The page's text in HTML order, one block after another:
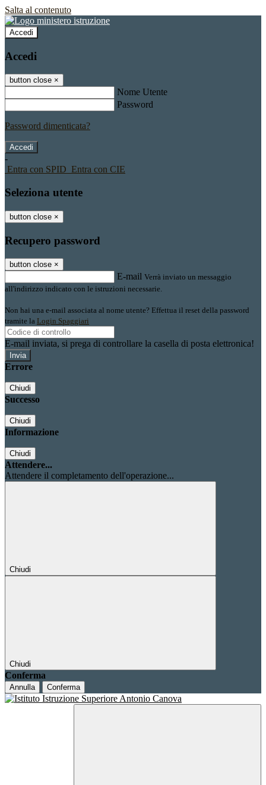
Salta al contenuto
Accedi
Accedi
button close ×
Nome Utente
Password
Password dimenticata?
-
Entra con SPID Entra con CIE
Seleziona utente
button close ×
Recupero password
button close ×
E-mail Verrà inviato un messaggio
all'indirizzo indicato con le istruzioni necessarie.
Non hai una e-mail associata al nome utente? Effettua il reset della password
tramite la Login Spaggiari
E-mail inviata, si prega di controllare la casella di posta elettronica!
Errore
Chiudi
Successo
Chiudi
Informazione
Chiudi
Attendere...
Attendere il completamento dell'operazione...
Chiudi
Chiudi
Conferma
Annulla Conferma